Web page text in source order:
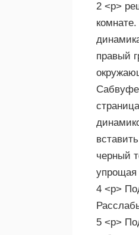
2 <р>
правый
черный
упрощая
4 <р>
5 <р>